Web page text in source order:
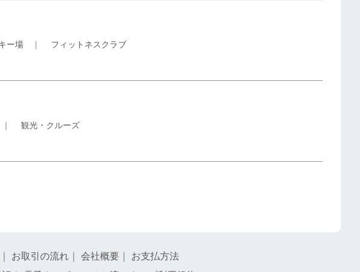
ー場 ｜ フィットネスクラブ
観光・クルーズ
お取引の流れ 会社概要
お支払方法